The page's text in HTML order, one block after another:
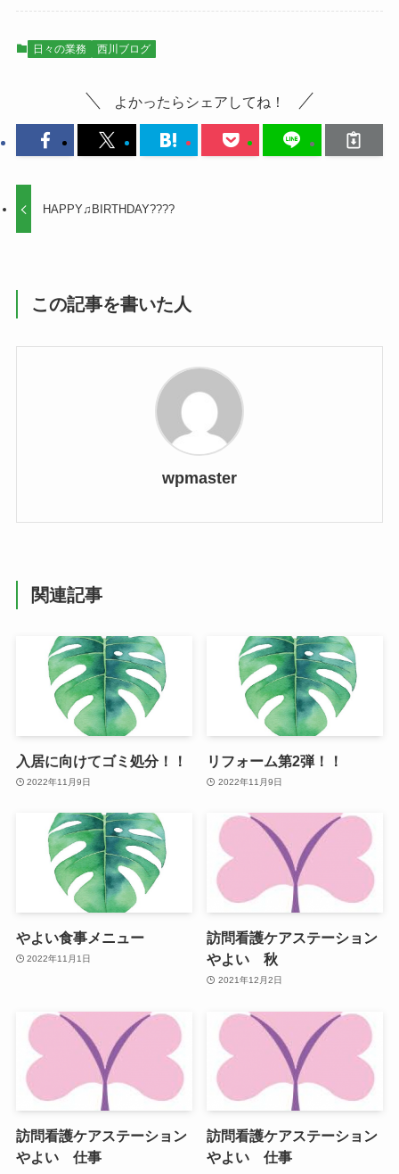
日々の業務 西川ブログ
よかったらシェアしてね！
HAPPY♫BIRTHDAY????
この記事を書いた人
wpmaster
関連記事
入居に向けてゴミ処分！！
2022年11月9日
リフォーム第2弾！！
2022年11月9日
やよい食事メニュー
2022年11月1日
訪問看護ケアステーション
やよい 秋
2021年12月2日
訪問看護ケアステーション
やよい 仕事
訪問看護ケアステーション
やよい 仕事